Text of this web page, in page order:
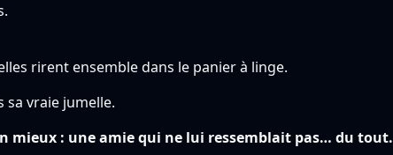
rirent ensemble dans le panier à linge.
sa vraie jumelle.
mieux : une amie qui ne lui ressemblait pas… du tout.